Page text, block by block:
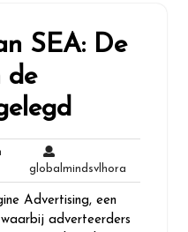
SEA: De
de
globalmindsvlhora
Advertising, een
adverteerders